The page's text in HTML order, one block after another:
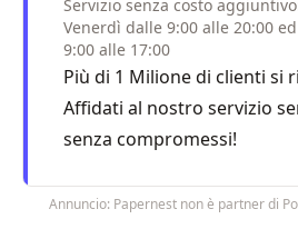
Servizio senza costo
Venerdì dalle 9:00 alle 20:00
9:00 alle 17:00
Più di 1 Milione di clienti si
Affidati al nostro servizio
senza compromessi!
Annuncio: Papernest non è partner di